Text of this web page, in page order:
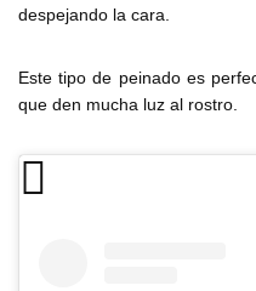
despejando la cara.
Este tipo de peinado es
que den mucha luz al rostro.